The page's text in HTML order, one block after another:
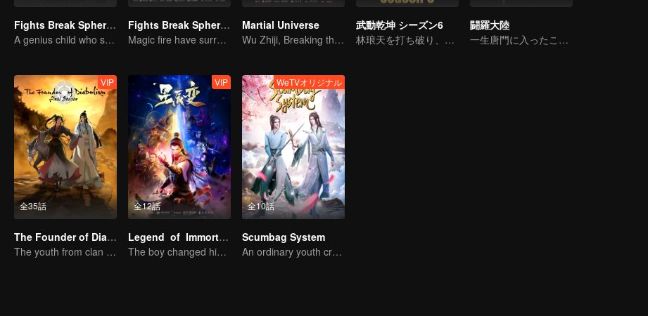
Fights Break Sphere S1
A genius child who suddenly loses all his powers
Fights Break Sphere S3
Magic fire have surrendered! Xiao Yan mastered the fighting skill——Buddha anger Lotus!
Martial Universe
Wu Zhiji, Breaking the Sky, Moving the Heaven and the Earth
武動乾坤 シーズン6
林琅天を打ち破り、頂点に立つ。
闘羅大陸
一生唐門に入ったことを後悔しない
全35話
VIP
The Founder of Diabolism
The youth from clan of cultivators killed the devils for the others
全12話
VIP
Legend of Immortals
The boy changed his life into a king
全10話
WeTVオリジナル
Scumbag System
An ordinary youth crossing as a villain into the book and abusing the hero!